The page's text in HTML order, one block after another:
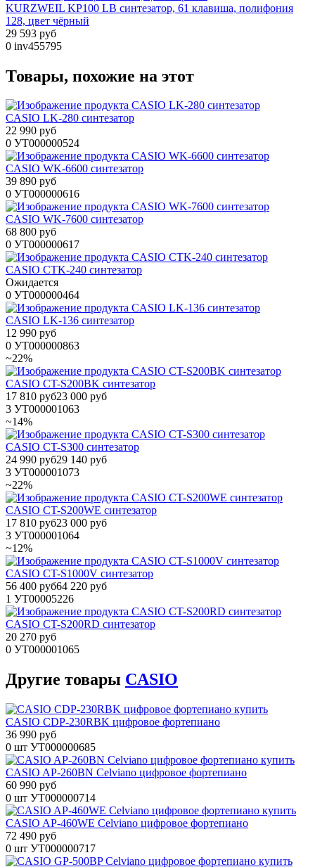
KURZWEIL KP100 LB синтезатор, 61 клавиша, полифония
128, цвет чёрный
29 593 руб
0 inv455795
Товары, похожие на этот
CASIO LK-280 синтезатор
22 990 руб
0 УТ000000524
CASIO WK-6600 синтезатор
39 890 руб
0 УТ000000616
CASIO WK-7600 синтезатор
68 800 руб
0 УТ000000617
CASIO CTK-240 синтезатор
Ожидается
0 УТ000000464
CASIO LK-136 синтезатор
12 990 руб
0 УТ000000863
~22%
CASIO CT-S200BK синтезатор
17 810 руб23 000 руб
3 УТ000001063
~14%
CASIO CT-S300 синтезатор
24 990 руб29 140 руб
3 УТ000001073
~22%
CASIO CT-S200WE синтезатор
17 810 руб23 000 руб
3 УТ000001064
~12%
CASIO CT-S1000V синтезатор
56 400 руб64 220 руб
1 УТ00005226
CASIO CT-S200RD синтезатор
20 270 руб
0 УТ000001065
Другие товары CASIO
CASIO CDP-230RBK цифровое фортепиано
36 990 руб
0 шт УТ000000685
CASIO AP-260BN Celviano цифровое фортепиано
60 990 руб
0 шт УТ000000714
CASIO AP-460WE Celviano цифровое фортепиано
72 490 руб
0 шт УТ000000717